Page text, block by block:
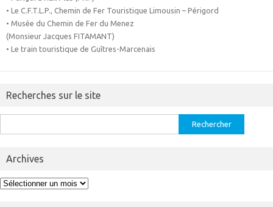
• Le C.F.T.L.P., Chemin de Fer Touristique Limousin – Périgord
• Musée du Chemin de Fer du Menez
(Monsieur Jacques FITAMANT)
• Le train touristique de Guîtres-Marcenais
Recherches sur le site
Archives
Archives